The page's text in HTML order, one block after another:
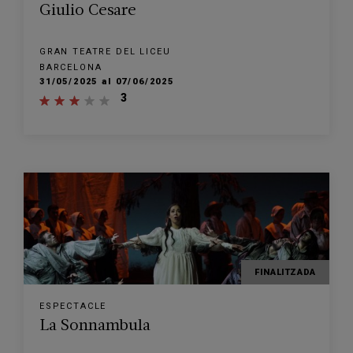
Giulio Cesare
GRAN TEATRE DEL LICEU
BARCELONA
31/05/2025 al 07/06/2025
3
FINALITZADA
ESPECTACLE
La Sonnambula